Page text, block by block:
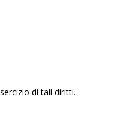
di tali diritti.